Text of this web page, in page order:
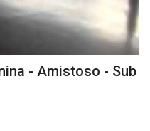
- Amistoso - Sub